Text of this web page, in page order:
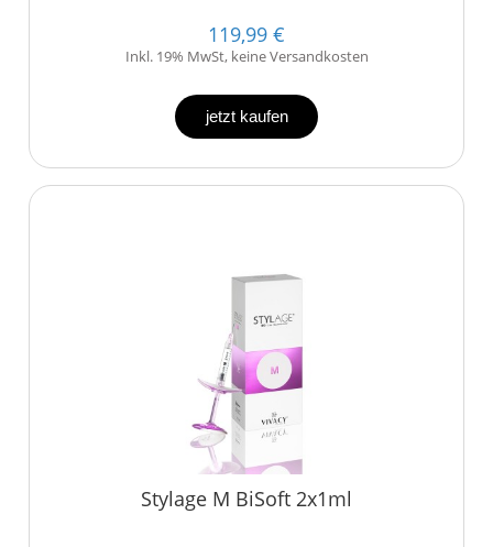
119,99 €
Inkl. 19% MwSt, keine Versandkosten
jetzt kaufen
Stylage M BiSoft 2x1ml